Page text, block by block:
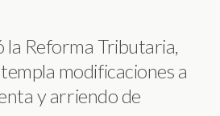
la Reforma Tributaria,
modificaciones a
y arriendo de